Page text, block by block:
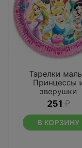
Тарелки
Принцессы
зверушки
251 ₽
В КОРЗИНУ